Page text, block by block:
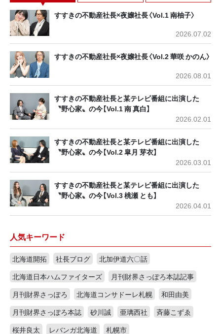
すすきの不動産社長×夜嬢社長〈Vol.1 南柚子〉
2026.07.02
すすきの不動産社長×夜嬢社長〈Vol.2 華咲 かのん〉
2026.08.01
すすきの不動産社長と某テレビ番組に出演した
〝野心家〟の今【Vol.1 南 真白】
2026.02.01
すすきの不動産社長と某テレビ番組に出演した
〝野心家〟の今【Vol.2 皐月 芽衣】
2026.03.01
すすきの不動産社長と某テレビ番組に出演した
〝野心家〟の今【Vol.3 桃瀬 とも】
2026.04.01
人気キーワード
北海道開拓 社長ブログ
北加伊道六〇話
北海道日本ハムファイターズ
月刊財界さっぽろ本誌記事
月刊財界さっぽろ
北海道コンサドーレ札幌
和田由美
月刊財界さっぽろ本誌
砂川誠 亜璃西社
斉藤こずゑ
桜井良太
レバンガ北海道 札幌市